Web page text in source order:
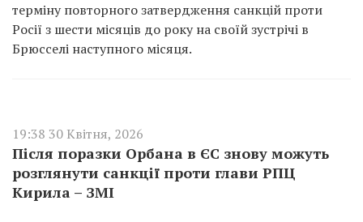
терміну повторного затвердження санкцій проти
Росії з шести місяців до року на своїй зустрічі в
Брюсселі наступного місяця.
19:38 30 Квітня, 2026
Після поразки Орбана в ЄС знову можуть
розглянути санкції проти глави РПЦ
Кирила – ЗМІ